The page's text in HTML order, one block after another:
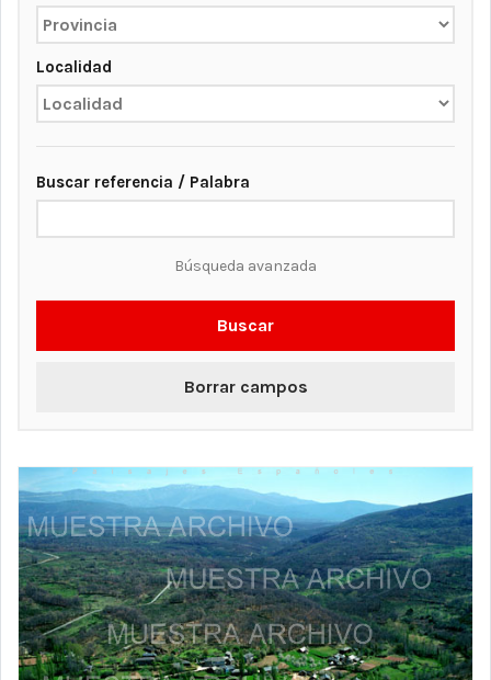
Localidad
Buscar referencia / Palabra
Búsqueda avanzada
Buscar
Borrar campos